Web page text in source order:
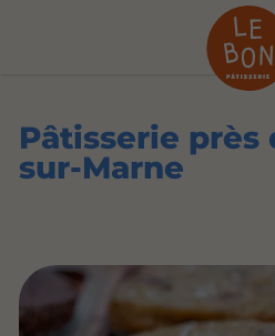
Pâtisserie près
sur-Marne